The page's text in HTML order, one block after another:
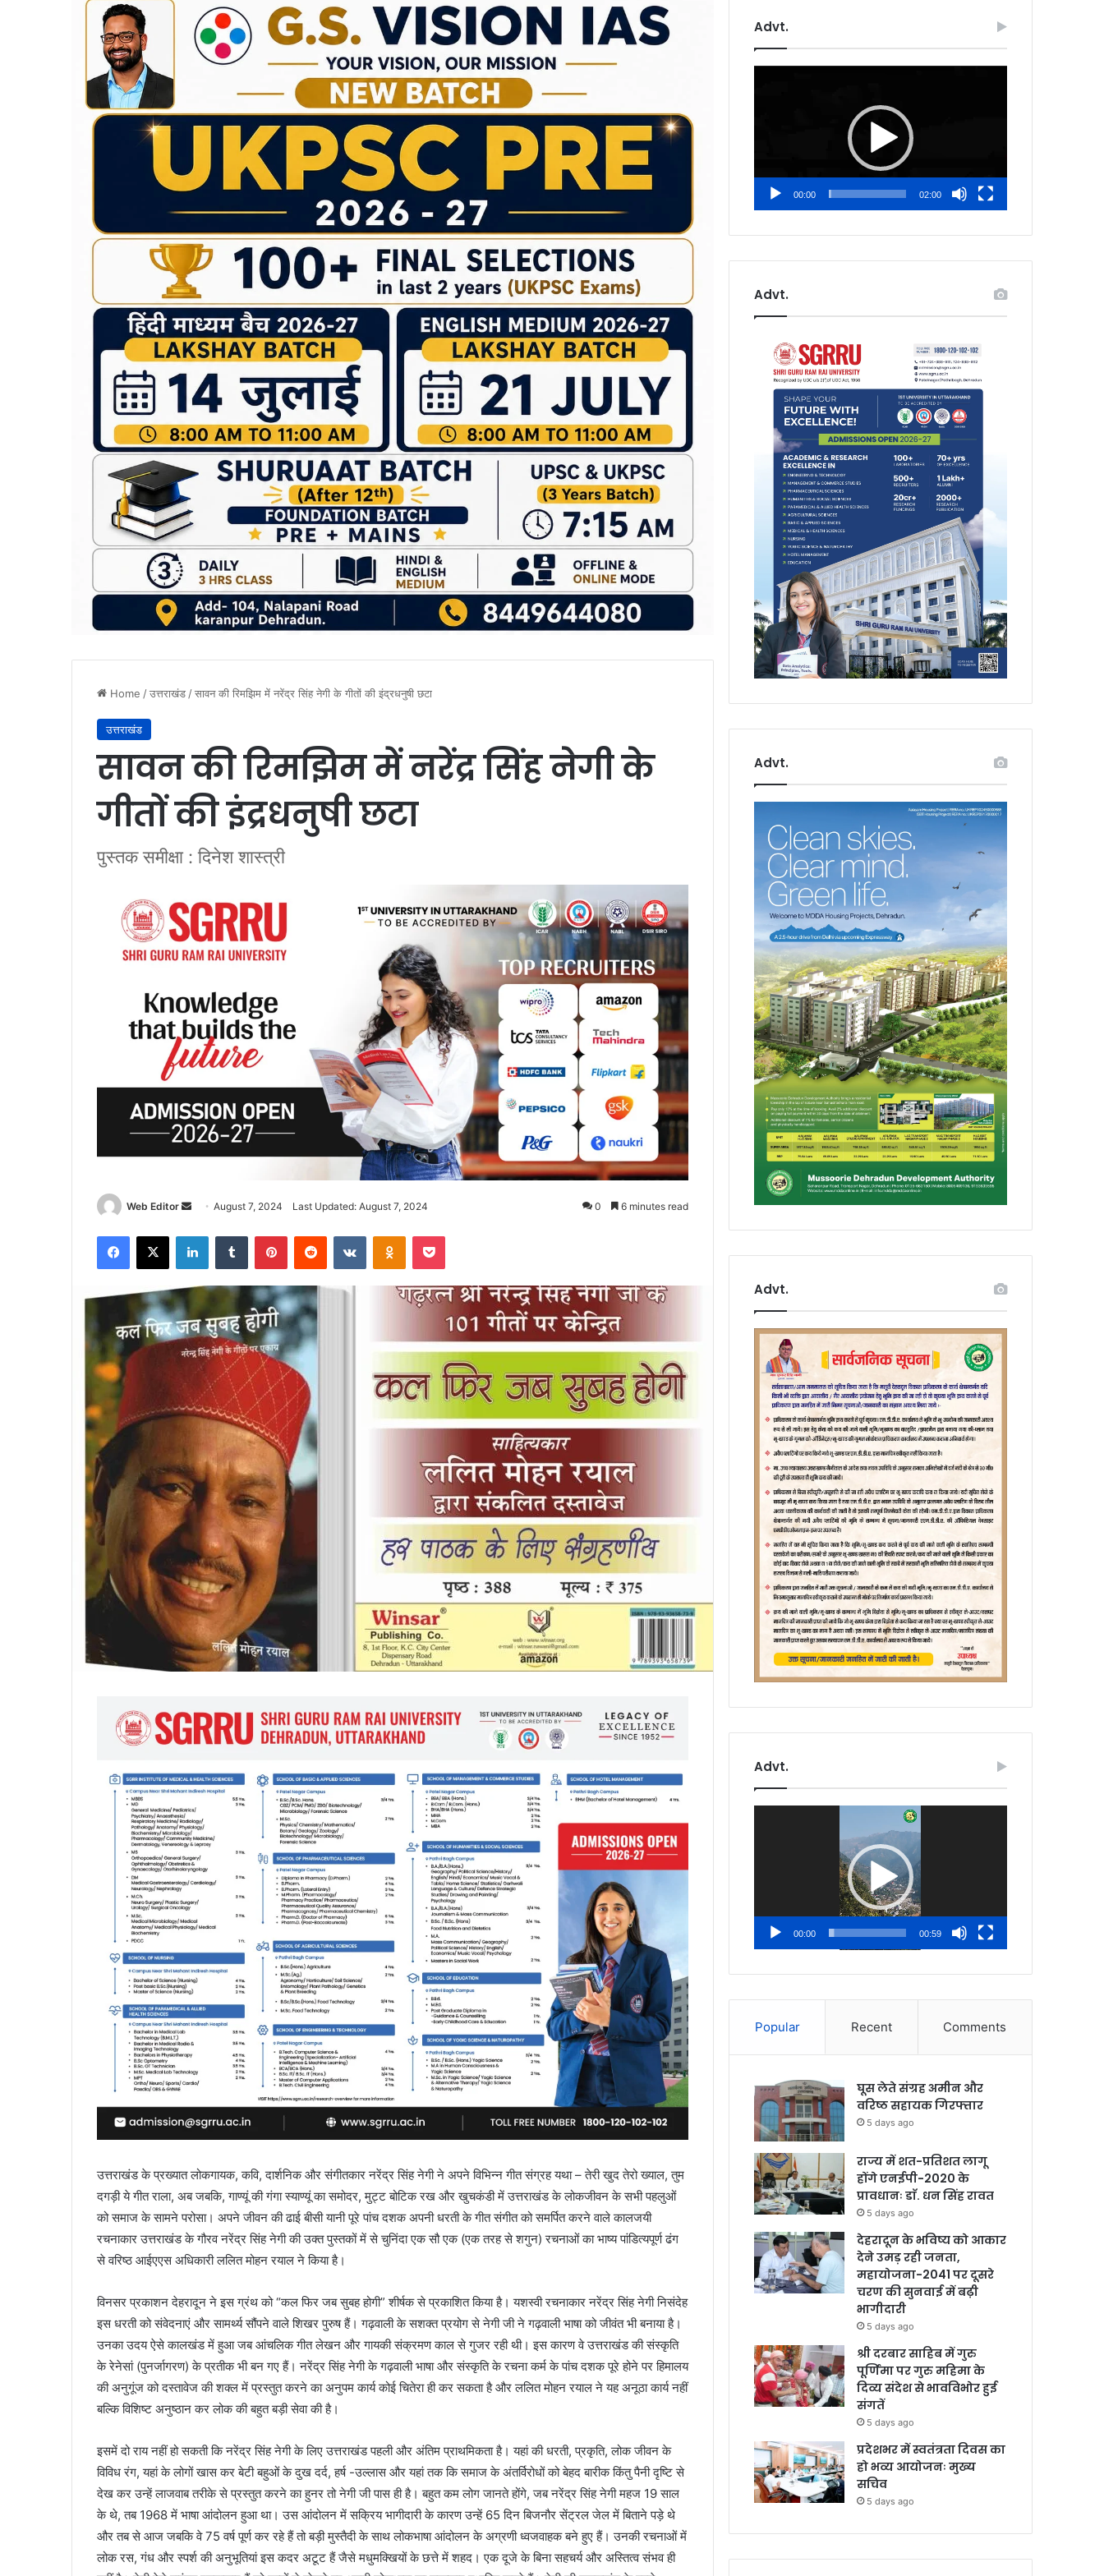
Home /उत्तराखंड/सावन की रिमझिम में नरेंद्र सिंह नेगी के गीतों की इंद्रधनुषी छटा
उत्तराखंड
सावन की रिमझिम में नरेंद्र सिंह नेगी के
गीतों की इंद्रधनुषी छटा
पुस्तक समीक्षा : दिनेश शास्त्री
Web Editor
a
e
m
l
August 7, 2024 Last Updated: August 7, 2024 0 6 minutes read
उत्तराखंड के प्रख्यात लोकगायक, कवि, दार्शनिक और संगीतकार नरेंद्र सिंह नेगी ने अपने विभिन्न गीत संग्रह यथा – तेरी खुद तेरो ख्याल, तुम
दगड़ी ये गीत राला, अब जबकि, गाण्यूं की गंगा स्याण्यूं का समोदर, मुट्ट बोटिक रख और खुचकंडी में उत्तराखंड के लोकजीवन के सभी पहलुओं
को समाज के सामने परोसा। अपने जीवन की ढाई बीसी यानी पूरे पांच दशक अपनी धरती के गीत संगीत को समर्पित करने वाले कालजयी
रचनाकार उत्तराखंड के गौरव नरेंद्र सिंह नेगी की उक्त पुस्तकों में से चुनिंदा एक सौ एक (एक तरह से शगुन) रचनाओं का भाष्य पांडित्यपूर्ण ढंग
से वरिष्ठ आईएएस अधिकारी ललित मोहन रयाल ने किया है।
विनसर प्रकाशन देहरादून ने इस ग्रंथ को “कल फिर जब सुबह होगी” शीर्षक से प्रकाशित किया है। यशस्वी रचनाकार नरेंद्र सिंह नेगी निसंदेह
इस धरती को संवेदनाएं और सामर्थ्य सौंपने वाले शिखर पुरुष हैं। गढ़वाली के सशक्त प्रयोग से नेगी जी ने गढ़वाली भाषा को जीवंत भी बनाया है।
उनका उदय ऐसे कालखंड में हुआ जब आंचलिक गीत लेखन और गायकी संक्रमण काल से गुजर रही थी। इस कारण वे उत्तराखंड की संस्कृति
के रेनेसां (पुनर्जागरण) के प्रतीक भी बन गए हैं। नरेंद्र सिंह नेगी के गढ़वाली भाषा और संस्कृति के रचना कर्म के पांच दशक पूरे होने पर हिमालय
की अनुगूंज को दस्तावेज की शक्ल में प्रस्तुत करने का अनुपम कार्य कोई चितेरा ही कर सकता है और ललित मोहन रयाल ने यह अनूठा कार्य नहीं
बल्कि विशिष्ट अनुष्ठान कर लोक की बहुत बड़ी सेवा की है।
इसमें दो राय नहीं हो सकती कि नरेंद्र सिंह नेगी के लिए उत्तराखंड पहली और अंतिम प्राथमिकता है। यहां की धरती, प्रकृति, लोक जीवन के
विविध रंग, यहां के लोगों खास कर बेटी बहुओं के दुख दर्द, हर्ष -उल्लास और यहां तक कि समाज के अंतर्विरोधों को बेहद बारीक किंतु पैनी दृष्टि से
देख कर उन्हें लाजवाब तरीके से प्रस्तुत करने का हुनर तो नेगी जी पास ही है। बहुत कम लोग जानते होंगे, जब नरेंद्र सिंह नेगी महज 19 साल
के थे, तब 1968 में भाषा आंदोलन हुआ था। उस आंदोलन में सक्रिय भागीदारी के कारण उन्हें 65 दिन बिजनौर सेंट्रल जेल में बिताने पड़े थे
और तब से आज जबकि वे 75 वर्ष पूर्ण कर रहे हैं तो बड़ी मुस्तैदी के साथ लोकभाषा आंदोलन के अग्रणी ध्वजवाहक बने हुए हैं। उनकी रचनाओं में
लोक रस, गंध और स्पर्श की अनुभूतियां इस कदर अटूट हैं जैसे मधुमक्खियों के छत्ते में शहद। एक दूजे के बिना सहचर्य और अस्तित्व संभव ही
Advt.
00:00 02:00
Advt.
Advt.
Advt.
Advt.
00:00 00:59
Popular Recent Comments
घूस लेते संग्रह अमीन और
वरिष्ठ सहायक गिरफ्तार
5 days ago
राज्य में शत-प्रतिशत लागू
होंगे एनईपी-2020 के
प्रावधानः डाॅ. धन सिंह रावत
5 days ago
देहरादून के भविष्य को आकार
देने उमड़ रही जनता,
महायोजना-2041 पर दूसरे
चरण की सुनवाई में बढ़ी
भागीदारी
5 days ago
श्री दरबार साहिब में गुरु
पूर्णिमा पर गुरु महिमा के
दिव्य संदेश से भावविभोर हुई
संगतें
5 days ago
प्रदेशभर में स्वतंत्रता दिवस का
हो भव्य आयोजनः मुख्य
सचिव
5 days ago